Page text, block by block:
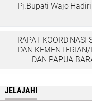
Pj.Bupati Wajo
RAPAT KOORDINASI
DAN
DAN PAPUA
JELAJAHI